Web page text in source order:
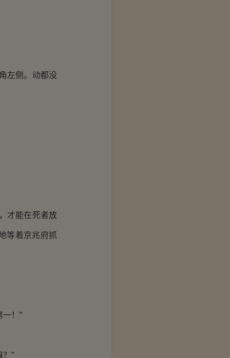
左侧。动都没
才能在死者放
等着京兆府抓
！”
”